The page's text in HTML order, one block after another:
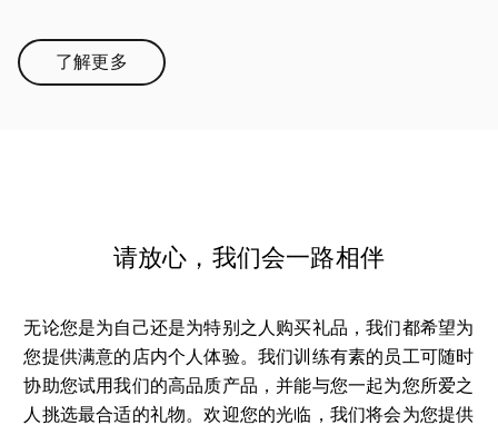
了解更多Link Opens in New Tab
请放心，我们会一路相伴
无论您是为自己还是为特别之人购买礼品，我们都希望为
您提供满意的店内个人体验。我们训练有素的员工可随时
协助您试用我们的高品质产品，并能与您一起为您所爱之
人挑选最合适的礼物。欢迎您的光临，我们将会为您提供